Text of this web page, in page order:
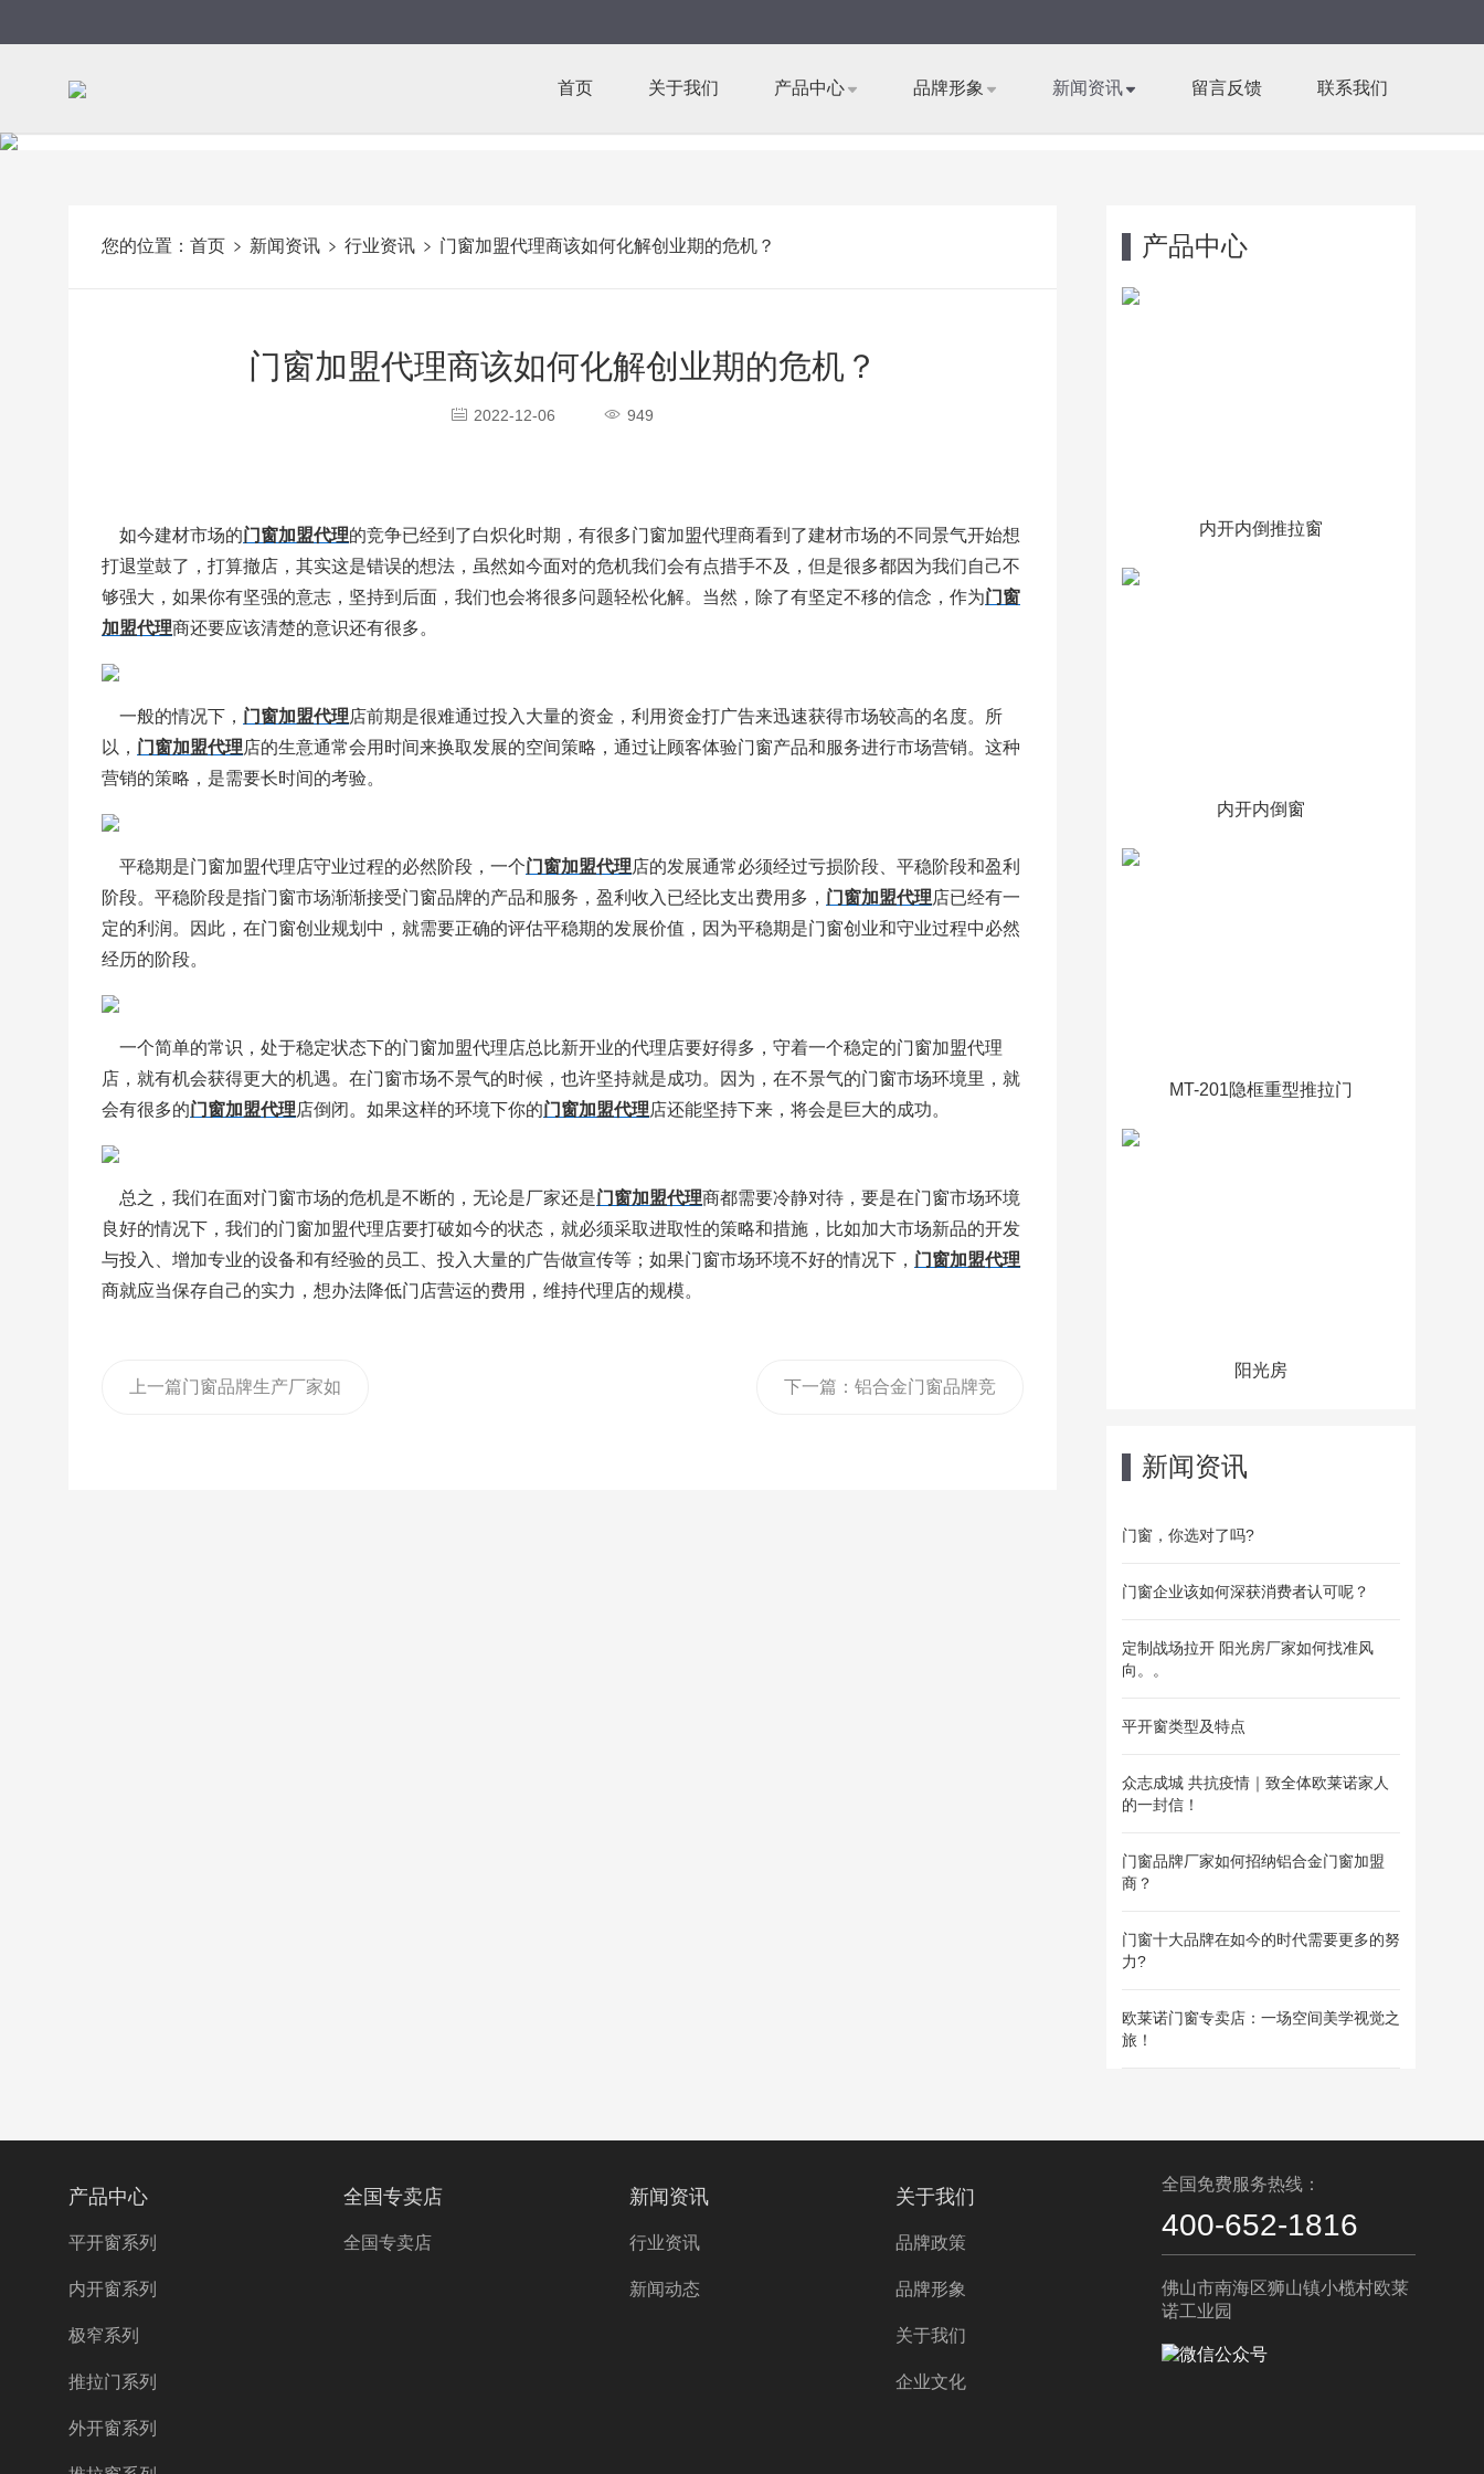
首页 关于我们 产品中心 品牌形象 新闻资讯 留言反馈 联系我们
您的位置： 首页 新闻资讯 行业资讯 门窗加盟代理商该如何化解创业期的危机？
门窗加盟代理商该如何化解创业期的危机？
2022-12-06 949
如今建材市场的门窗加盟代理的竞争已经到了白炽化时期，有很多门窗加盟代理商看到了建材市场的不同景气开始想
打退堂鼓了，打算撤店，其实这是错误的想法，虽然如今面对的危机我们会有点措手不及，但是很多都因为我们自己不
够强大，如果你有坚强的意志，坚持到后面，我们也会将很多问题轻松化解。当然，除了有坚定不移的信念，作为门窗
加盟代理商还要应该清楚的意识还有很多。
一般的情况下， 门窗加盟代理店前期是很难通过投入大量的资金，利用资金打广告来迅速获得市场较高的名度。所
以， 门窗加盟代理店的生意通常会用时间来换取发展的空间策略，通过让顾客体验门窗产品和服务进行市场营销。这种
营销的策略，是需要长时间的考验。
平稳期是门窗加盟代理店守业过程的必然阶段，一个门窗加盟代理店的发展通常必须经过亏损阶段、平稳阶段和盈利
阶段。平稳阶段是指门窗市场渐渐接受门窗品牌的产品和服务，盈利收入已经比支出费用多， 门窗加盟代理店已经有一
定的利润。因此，在门窗创业规划中，就需要正确的评估平稳期的发展价值，因为平稳期是门窗创业和守业过程中必然
经历的阶段。
一个简单的常识，处于稳定状态下的门窗加盟代理店总比新开业的代理店要好得多，守着一个稳定的门窗加盟代理
店，就有机会获得更大的机遇。在门窗市场不景气的时候，也许坚持就是成功。因为，在不景气的门窗市场环境里，就
会有很多的门窗加盟代理店倒闭。如果这样的环境下你的门窗加盟代理店还能坚持下来，将会是巨大的成功。
总之，我们在面对门窗市场的危机是不断的，无论是厂家还是门窗加盟代理商都需要冷静对待，要是在门窗市场环境
良好的情况下，我们的门窗加盟代理店要打破如今的状态，就必须采取进取性的策略和措施，比如加大市场新品的开发
与投入、增加专业的设备和有经验的员工、投入大量的广告做宣传等；如果门窗市场环境不好的情况下， 门窗加盟代理
商就应当保存自己的实力，想办法降低门店营运的费用，维持代理店的规模。
上一篇门窗品牌生产厂家如 下一篇： 铝合金门窗品牌竞
产品中心
内开内倒推拉窗
内开内倒窗
MT-201隐框重型推拉门
阳光房
新闻资讯
门窗，你选对了吗?
门窗企业该如何深获消费者认可呢？
定制战场拉开 阳光房厂家如何找准风
向。。
平开窗类型及特点
众志成城 共抗疫情｜致全体欧莱诺家人
的一封信！
门窗品牌厂家如何招纳铝合金门窗加盟
商？
门窗十大品牌在如今的时代需要更多的努
力?
欧莱诺门窗专卖店：一场空间美学视觉之
旅！
产品中心
平开窗系列
内开窗系列
极窄系列
推拉门系列
外开窗系列
全国专卖店
全国专卖店
新闻资讯
行业资讯
新闻动态
关于我们
品牌政策
品牌形象
关于我们
企业文化
全国免费服务热线：
400-652-1816
佛山市南海区狮山镇小榄村欧莱
诺工业园